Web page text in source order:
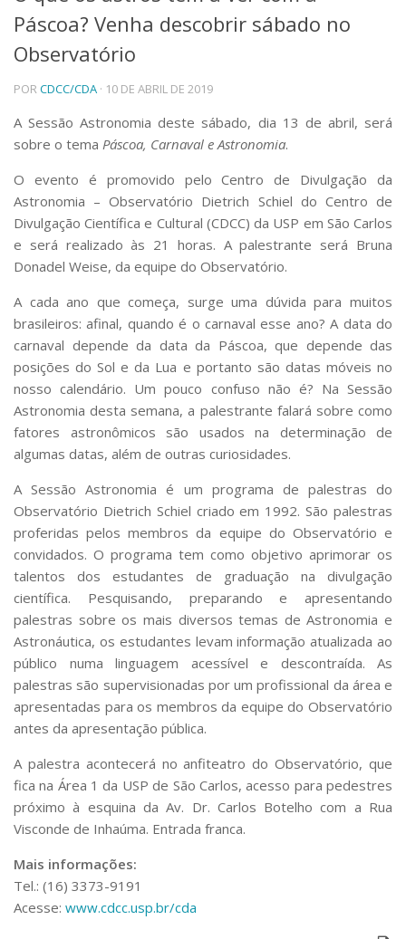
Telefones e Mapas
Pessoas
Ensino
Graduação
Educação a distância
Cursos de Extensão
Pesquisa e Inovação
Linhas de Pesquisa
Centros, Núcleos e Projetos em Rede
Pós-doutorado
Iniciação Científica
Transferência de Tecnologia
Empresas Juniores
Extensão à Comunidade
Projetos, Programas e Cursos
Artes, Cultura e Esportes
Museus e Espaços Interativos
Serviços
Bibliotecas
Apoio ao Estudante
RH, Administrativo e Financeiro
Outros serviços
Comunicação
Assessorias e Mídias
Aplicativos e Sites
Jornal da USP
Agenda de Eventos
Defesa de Teses
Páscoa? Venha descobrir sábado no
Observatório
PORCDCC/CDA · 10 DE ABRIL DE 2019
A Sessão Astronomia deste sábado, dia 13 de abril, será
sobre o tema Páscoa, Carnaval e Astronomia.
O evento é promovido pelo Centro de Divulgação da
Astronomia – Observatório Dietrich Schiel do Centro de
Divulgação Científica e Cultural (CDCC) da USP em São Carlos
e será realizado às 21 horas. A palestrante será Bruna
Donadel Weise, da equipe do Observatório.
A cada ano que começa, surge uma dúvida para muitos
brasileiros: afinal, quando é o carnaval esse ano? A data do
carnaval depende da data da Páscoa, que depende das
posições do Sol e da Lua e portanto são datas móveis no
nosso calendário. Um pouco confuso não é? Na Sessão
Astronomia desta semana, a palestrante falará sobre como
fatores astronômicos são usados na determinação de
algumas datas, além de outras curiosidades.
A Sessão Astronomia é um programa de palestras do
Observatório Dietrich Schiel criado em 1992. São palestras
proferidas pelos membros da equipe do Observatório e
convidados. O programa tem como objetivo aprimorar os
talentos dos estudantes de graduação na divulgação
científica. Pesquisando, preparando e apresentando
palestras sobre os mais diversos temas de Astronomia e
Astronáutica, os estudantes levam informação atualizada ao
público numa linguagem acessível e descontraída. As
palestras são supervisionadas por um profissional da área e
apresentadas para os membros da equipe do Observatório
antes da apresentação pública.
A palestra acontecerá no anfiteatro do Observatório, que
fica na Área 1 da USP de São Carlos, acesso para pedestres
próximo à esquina da Av. Dr. Carlos Botelho com a Rua
Visconde de Inhaúma. Entrada franca.
Mais informações:
Tel.: (16) 3373-9191
Acesse: www.cdcc.usp.br/cda